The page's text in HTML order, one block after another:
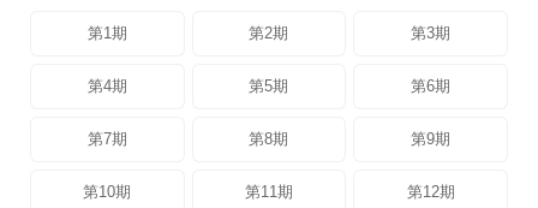
第1期 第2期 第3期
第4期 第5期 第6期
第7期 第8期 第9期
第10期 第11期 第12期